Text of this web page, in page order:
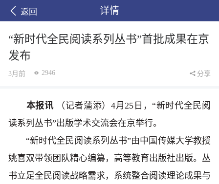
返回 详情
“新时代全民阅读系列丛书”首批成果在京
发布
3月前 2946 分享
本报讯 （记者蒲添）4月25日，“新时代全民阅
读系列丛书”出版学术交流会在京举行。
“新时代全民阅读系列丛书”由中国传媒大学教授
姚喜双带领团队精心编纂，高等教育出版社出版。丛
书立足全民阅读战略需求，系统整合阅读理论成果与